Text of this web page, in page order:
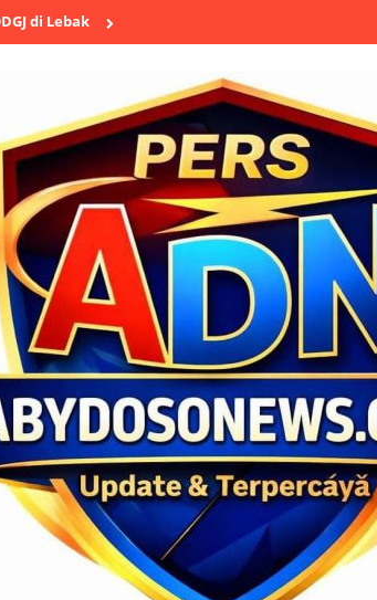
Polsek Cikande Ungkap Aksi Pencurian Besi Ulir